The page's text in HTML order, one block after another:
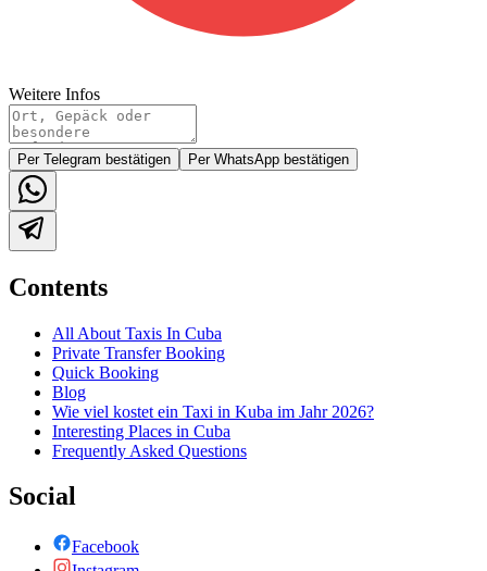
Weitere Infos
Per Telegram bestätigen Per WhatsApp bestätigen
Contents
All About Taxis In Cuba
Private Transfer Booking
Quick Booking
Blog
Wie viel kostet ein Taxi in Kuba im Jahr 2026?
Interesting Places in Cuba
Frequently Asked Questions
Social
Facebook